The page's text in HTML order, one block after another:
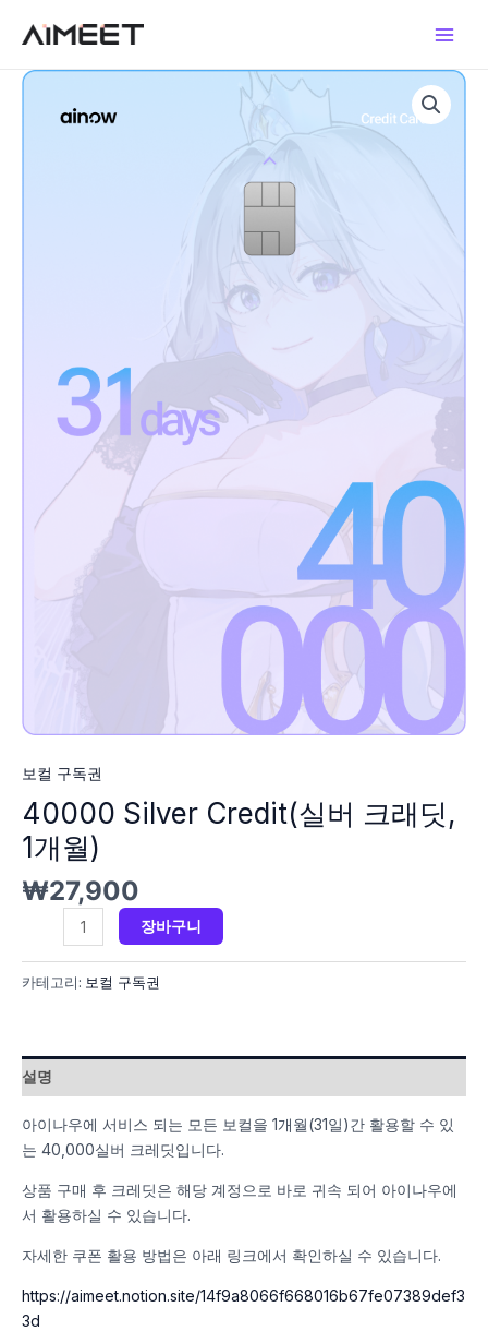
보컬 구독권
40000 Silver Credit(실버 크래딧,
1개월)
₩27,900
40000
장바구니
카테고리: 보컬 구독권
설명
아이나우에 서비스 되는 모든 보컬을 1개월(31일)간 활용할 수 있
는 40,000실버 크레딧입니다.
상품 구매 후 크레딧은 해당 계정으로 바로 귀속 되어 아이나우에
서 활용하실 수 있습니다.
자세한 쿠폰 활용 방법은 아래 링크에서 확인하실 수 있습니다.
https://aimeet.notion.site/14f9a8066f668016b67fe07389def3
3d